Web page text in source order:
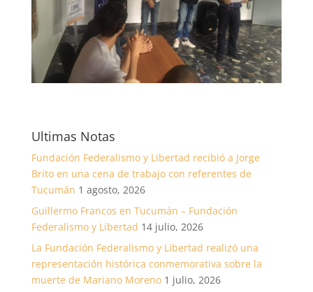
Ultimas Notas
Fundación Federalismo y Libertad recibió a Jorge
Brito en una cena de trabajo con referentes de
Tucumán 1 agosto, 2026
Guillermo Francos en Tucumán – Fundación
Federalismo y Libertad 14 julio, 2026
La Fundación Federalismo y Libertad realizó una
representación histórica conmemorativa sobre la
muerte de Mariano Moreno 1 julio, 2026